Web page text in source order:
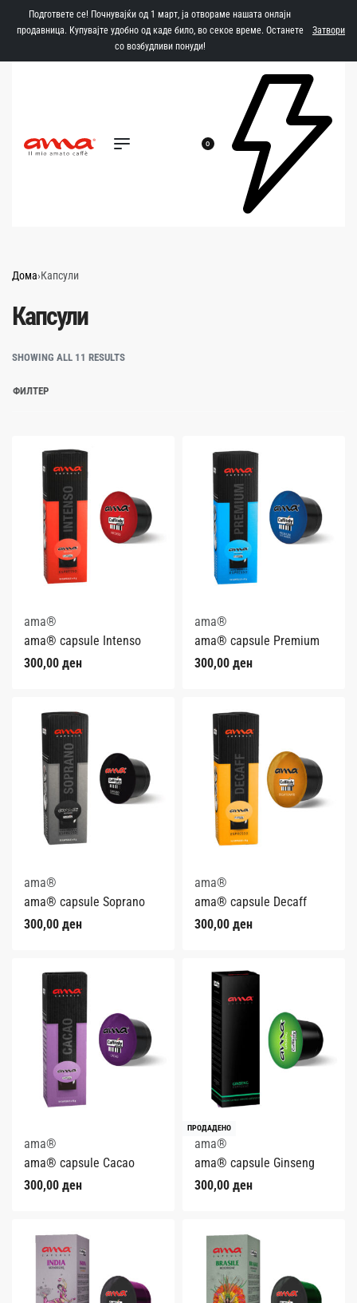
Подгответе се! Почнувајќи од 1 март, ја отвораме нашата онлајн
продавница. Купувајте удобно од каде било, во секое време. Останете
со возбудливи понуди!
Затвори
0
Дома›Капсули
Капсули
SHOWING ALL 11 RESULTS
ФИЛТЕР
ama®
ama® capsule Intenso
300,00 ден
ama®
ama® capsule Premium
300,00 ден
ama®
ama® capsule Soprano
300,00 ден
ama®
ama® capsule Decaff
300,00 ден
ama®
ama® capsule Cacao
300,00 ден
ПРОДАДЕНО
ama®
ama® capsule Ginseng
300,00 ден